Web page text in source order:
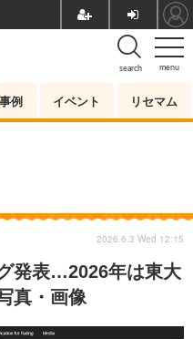
menu
search
事例 イベント リセマム
発表…2026年は東大
真・画像
2026.6.3 Wed 12:15